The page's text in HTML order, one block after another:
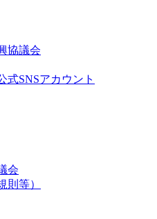
協議会
式SNSアカウント
会
則等）